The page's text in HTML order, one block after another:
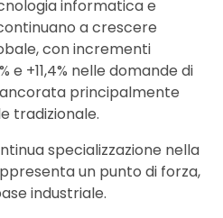
informatica e
a crescere
con incrementi
e +11,4% nelle domande di
principalmente
tradizionale.
specializzazione nella
un punto di forza,
industriale.